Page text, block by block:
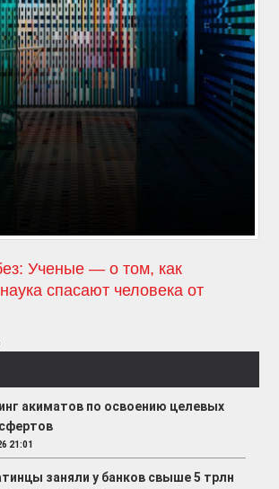
Ученые — о том, как
спасают человека от
акиматов по освоению целевых
21:01
заняли у банков свыше 5 трлн